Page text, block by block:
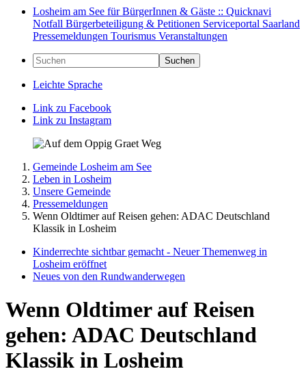
Losheim am See für BürgerInnen & Gäste :: Quicknavi
Notfall Bürgerbeteiligung & Petitionen Serviceportal Saarland
Pressemeldungen Tourismus Veranstaltungen
Suchen
Leichte Sprache
Link zu Facebook
Link zu Instagram
Gemeinde Losheim am See
Leben in Losheim
Unsere Gemeinde
Pressemeldungen
Wenn Oldtimer auf Reisen gehen: ADAC Deutschland
Klassik in Losheim
Kinderrechte sichtbar gemacht - Neuer Themenweg in
Losheim eröffnet
Neues von den Rundwanderwegen
Wenn Oldtimer auf Reisen
gehen: ADAC Deutschland
Klassik in Losheim